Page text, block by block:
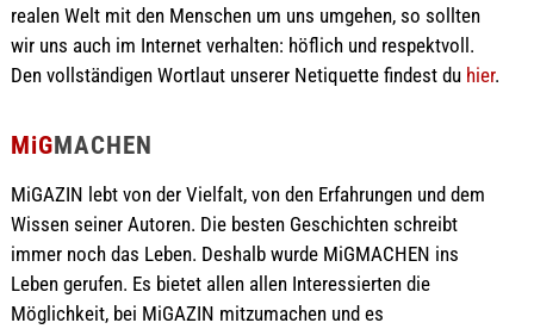
realen Welt mit den Menschen um uns umgehen, so sollten
wir uns auch im Internet verhalten: höflich und respektvoll.
Den vollständigen Wortlaut unserer Netiquette findest du hier.
MiGMACHEN
MiGAZIN lebt von der Vielfalt, von den Erfahrungen und dem
Wissen seiner Autoren. Die besten Geschichten schreibt
immer noch das Leben. Deshalb wurde MiGMACHEN ins
Leben gerufen. Es bietet allen allen Interessierten die
Möglichkeit, bei MiGAZIN mitzumachen und es